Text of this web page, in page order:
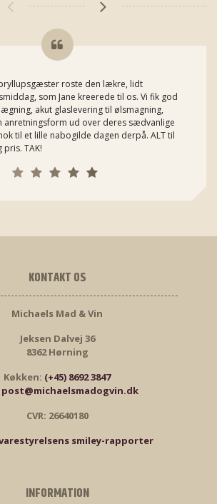
roste den lækre, lidt
som Jane kreerede til os. Vi fik god
akut glaslevering til ølsmagning,
anretningsform ud over deres sædvanlige
til et lille nabogilde dagen derpå. ALT til
TAK!
KONTAKT OS
Michaels Mad & Vin
Jeksen Dalvej 36
8362 Hørning
Køkken: (+45) 8692 3847
post@michaelsmadogvin.dk
CVR: 26640180
smiley-rapporter
INFORMATION